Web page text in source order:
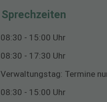
Sprechzeiten
08:30 - 15:00 Uhr
08:30 - 17:30 Uhr
Verwaltungstag: Termine
08:30 - 15:00 Uhr